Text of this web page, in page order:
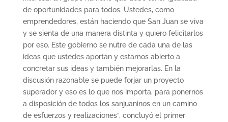
de oportunidades para todos. Ustedes, como
emprendedores, están haciendo que San Juan se viva
y se sienta de una manera distinta y quiero felicitarlos
por eso. Este gobierno se nutre de cada una de las
ideas que ustedes aportan y estamos abierto a
concretar sus ideas y también mejorarlas. En la
discusión razonable se puede forjar un proyecto
superador y eso es lo que nos importa, para ponernos
a disposición de todos los sanjuaninos en un camino
de esfuerzos y realizaciones”, concluyó el primer